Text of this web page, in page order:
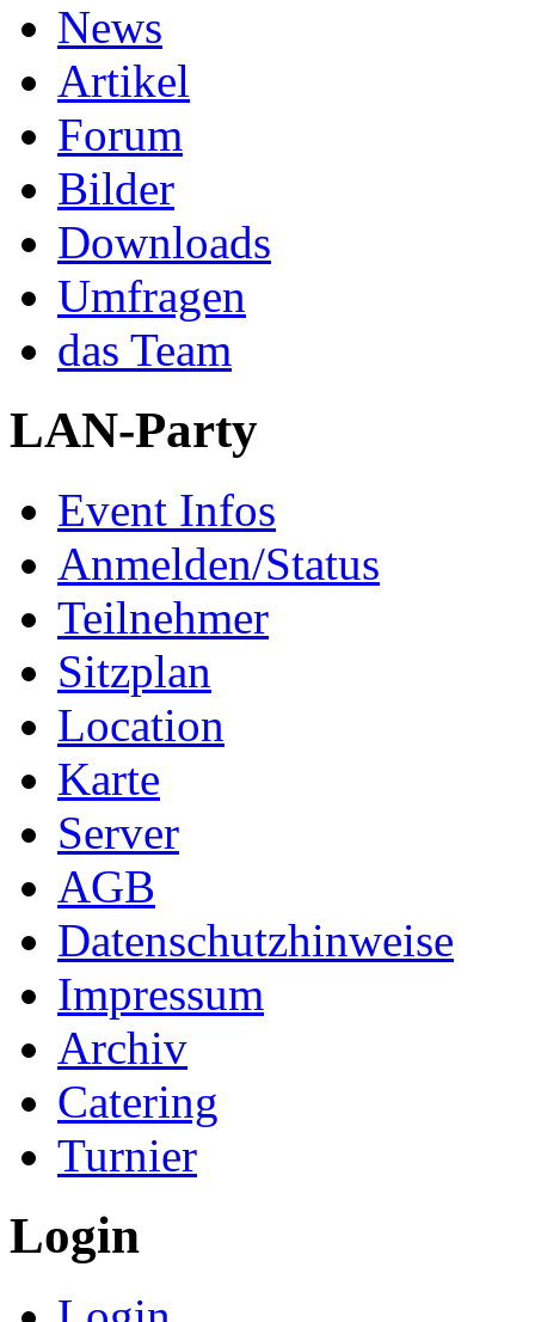
News
Artikel
Forum
Bilder
Downloads
Umfragen
das Team
LAN-Party
Event Infos
Anmelden/Status
Teilnehmer
Sitzplan
Location
Karte
Server
AGB
Datenschutzhinweise
Impressum
Archiv
Catering
Turnier
Login